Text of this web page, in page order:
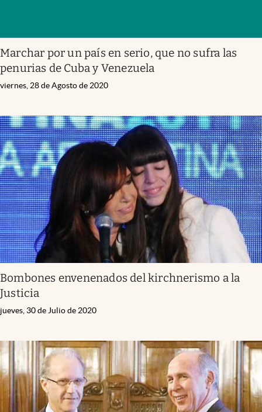
Marchar por un país en serio, que no sufra las
penurias de Cuba y Venezuela
viernes, 28 de Agosto de 2020
Bombones envenenados del kirchnerismo a la
Justicia
jueves, 30 de Julio de 2020